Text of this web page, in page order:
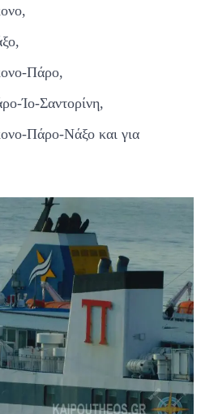
Πάρο,
Ίο-Σαντορίνη,
Πάρο-Νάξο και για